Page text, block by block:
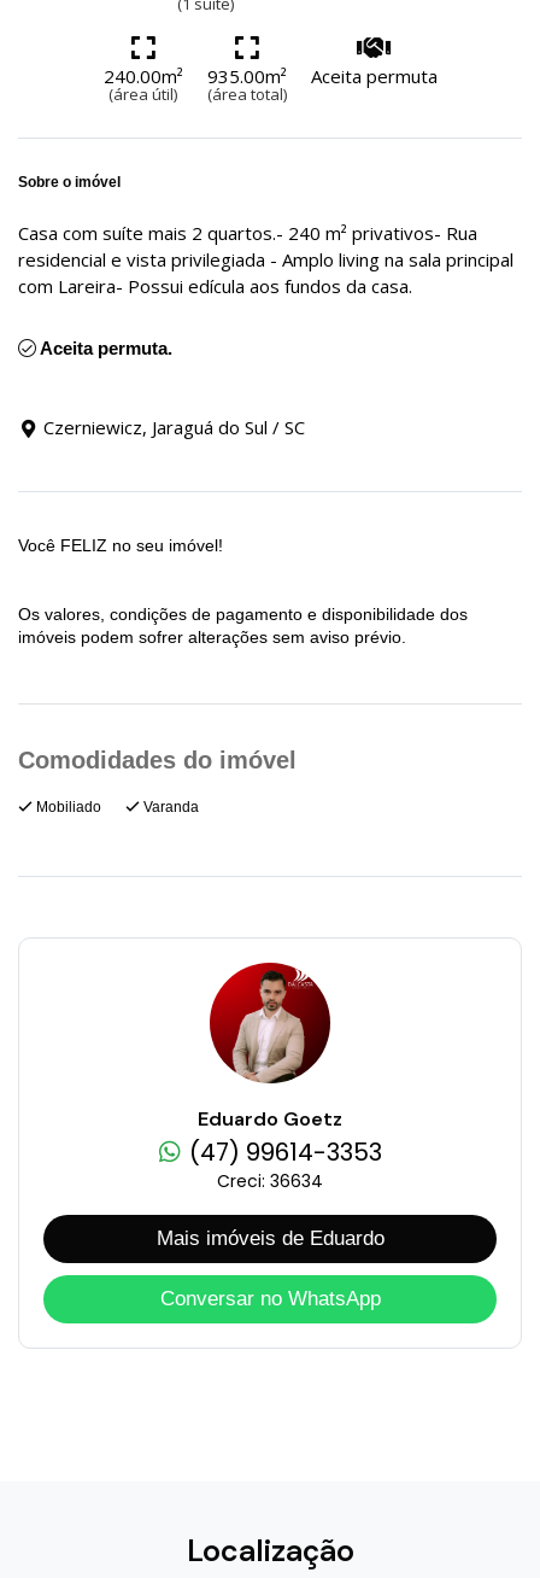
240.00m²
(área útil)
935.00m²
(área total)
Aceita permuta
Sobre o imóvel
Casa com suíte mais 2 quartos.- 240 m² privativos- Rua
residencial e vista privilegiada - Amplo living na sala principal
com Lareira- Possui edícula aos fundos da casa.
Aceita permuta.
Czerniewicz, Jaraguá do Sul / SC
Você FELIZ no seu imóvel!
Os valores, condições de pagamento e disponibilidade dos
imóveis podem sofrer alterações sem aviso prévio.
Mobiliado Varanda
Eduardo Goetz
(47) 99614-3353
Creci: 36634
Mais imóveis de Eduardo
Conversar no WhatsApp
Localização